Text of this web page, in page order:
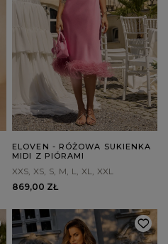
ELOVEN - RÓŻOWA SUKIENKA
MIDI Z PIÓRAMI
XXS XS S M L XL XXL
869,00 ZŁ